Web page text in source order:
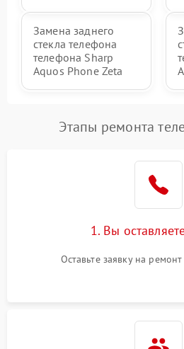
Замена заднего
стекла телефона
телефона Sharp
Aquos Phone Zeta
Этапы ремонта
1. Вы
Оставьте заявку на